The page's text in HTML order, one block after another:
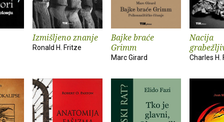
Izmišljeno znanje
Ronald H. Fritze
Bajke braće
Grimm
Marc Girard
Nacija
Charles H.